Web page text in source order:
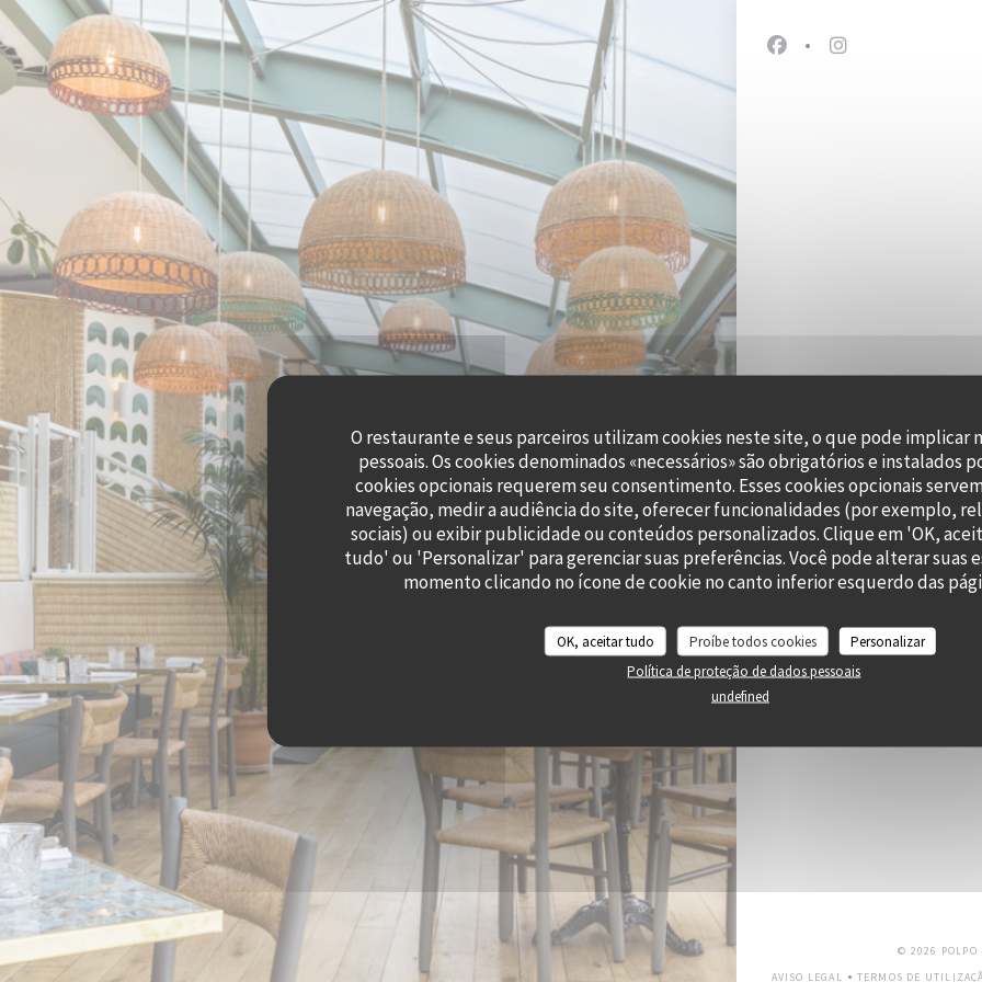
Painel de Gerenciamento de Cookies
O restaurante e seus parceiros utilizam cookies neste site, o que pode implicar
pessoais. Os cookies denominados «necessários» são obrigatórios e instalados
cookies opcionais requerem seu consentimento. Esses cookies opcionais
navegação, medir a audiência do site, oferecer funcionalidades (por exemplo,
sociais) ou exibir publicidade ou conteúdos personalizados. Clique em 'OK,
tudo' ou 'Personalizar' para gerenciar suas preferências. Você pode alterar suas
momento clicando no ícone de cookie no canto inferior esquerdo das
OK, aceitar tudo Proíbe todos cookies
Personalizar
Política de proteção de dados pessoais
undefined
Facebook ((abre numa
Instagram ((abre
47,
Subscrever a nossa
© 2026 POLPO
AVISO LEGAL
TERMOS DE